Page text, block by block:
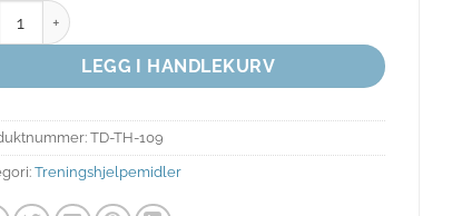
antall
LEGG I HANDLEKURV
TD-TH-109
Treningshjelpemidler